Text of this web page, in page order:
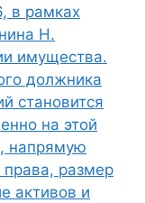
в рамках
Н.
имущества.
должника
становится
на этой
напрямую
размер
активов и